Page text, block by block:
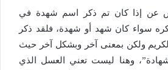
عن إذا كان تم ذكر اسم شهدة في
ذكره سواء كان شهد أو شهدة، فلقد ذكر
ولكن بمعنى آخر وبشكل آخر حيث
وهنا ليست تعني العسل الذي